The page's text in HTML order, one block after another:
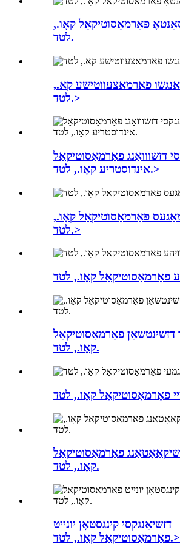
סאַנטאָ פאַרמאַסוטיקאַל קאָו.,
לטד.
פארמאצעווטישע קא.,
לטד.>
דזשווואַנג פאַרמאַסוטיקאַל
אינדוסטריע קאָו., לטד.>
פאַרמאַסוטיקאַל קאָו.,
לטד.>
דזשינטשאַן פאַרמאַסוטיקאַל
קאָו., לטד.
פאַרמאַסוטיקאַל
קאָו., לטד.
דזשיאַנגקסי קינגסטאָן יונייט
פאַרמאַסוטיקאַל קאָו., לטד.>